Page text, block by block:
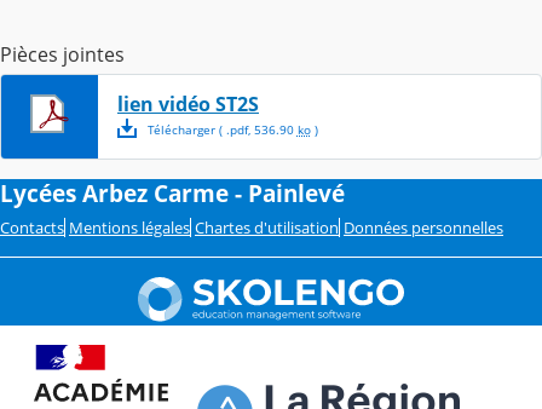
Pièces jointes
lien vidéo ST2S
Télécharger( .pdf, 536.90 ko)
Lycées Arbez Carme - Painlevé
Contacts Mentions légales Chartes d'utilisation Données personnelles